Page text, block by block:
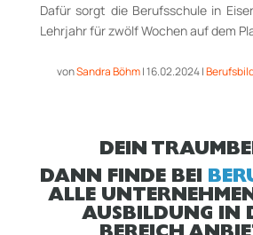
Dafür sorgt die Berufsschule in
Lehrjahr für zwölf Wochen auf dem
vonSandra Böhm|16.02.2024|
DEIN
DANN FINDE BEI
ALLE
AUSBILDUNG IN